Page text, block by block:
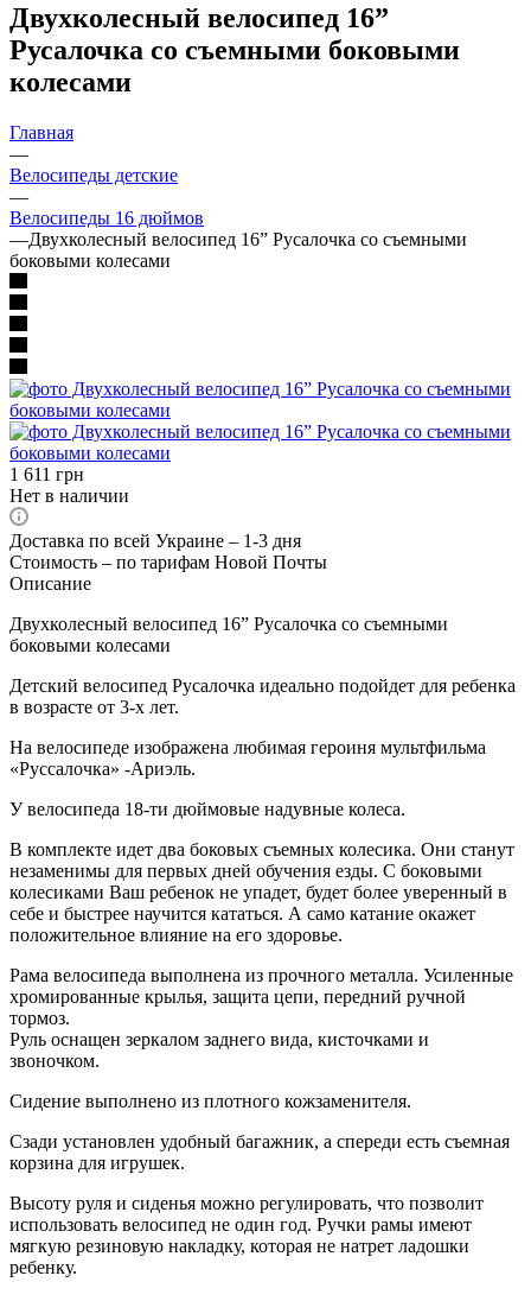
Двухколесный велосипед 16”
Русалочка со съемными боковыми
колесами
Главная
—
Велосипеды детские
—
Велосипеды 16 дюймов
—Двухколесный велосипед 16” Русалочка со съемными
боковыми колесами
1 611 грн
Нет в наличии
Доставка по всей Украине – 1-3 дня
Стоимость – по тарифам Новой Почты
Описание
Двухколесный велосипед 16” Русалочка со съемными
боковыми колесами
Детский велосипед Русалочка идеально подойдет для ребенка
в возрасте от 3-х лет.
На велосипеде изображена любимая героиня мультфильма
«Руссалочка» -Ариэль.
У велосипеда 18-ти дюймовые надувные колеса.
В комплекте идет два боковых съемных колесика. Они станут
незаменимы для первых дней обучения езды. С боковыми
колесиками Ваш ребенок не упадет, будет более уверенный в
себе и быстрее научится кататься. А само катание окажет
положительное влияние на его здоровье.
Рама велосипеда выполнена из прочного металла. Усиленные
хромированные крылья, защита цепи, передний ручной
тормоз.
Руль оснащен зеркалом заднего вида, кисточками и
звоночком.
Сидение выполнено из плотного кожзаменителя.
Сзади установлен удобный багажник, а спереди есть съемная
корзина для игрушек.
Высоту руля и сиденья можно регулировать, что позволит
использовать велосипед не один год. Ручки рамы имеют
мягкую резиновую накладку, которая не натрет ладошки
ребенку.